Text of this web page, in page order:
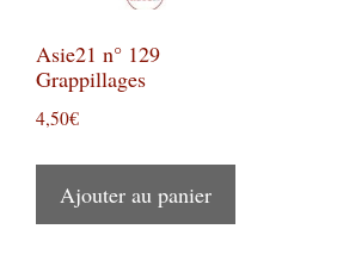
Asie21 n° 129
Grappillages
4,50€
Ajouter au panier